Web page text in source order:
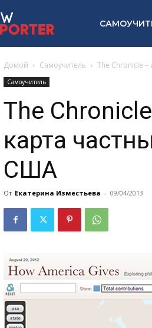
Домой Самоучитель The Chronicle
Самоучитель
The
карта
США
От Екатерина Изместьева - 09/04/2013